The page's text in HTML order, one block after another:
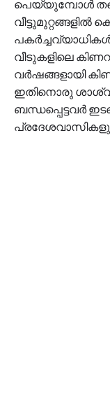
പെയ്യുമ്പോൾ
വീട്ടുമുറ്റങ്ങളിൽ
വീടുകളിലെ
വർഷങ്ങളായി
ഇതിനൊരു
ബന്ധപ്പെട്ടവർ